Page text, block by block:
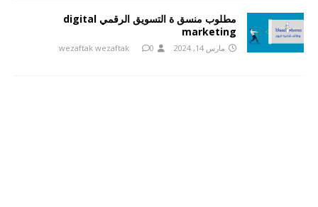
مطلوب منسق ة التسويق الرقمي digital
marketing
مارس 14, 2024 wezaftak wezaftak 0